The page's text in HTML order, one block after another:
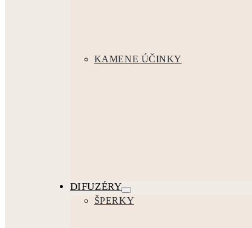
KAMENE ÚČINKY
DIFUZÉRY
ŠPERKY